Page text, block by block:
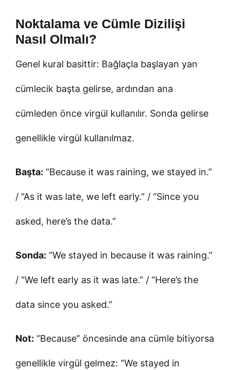
Noktalama ve Cümle Dizilişi
Nasıl Olmalı?
Genel kural basittir: Bağlaçla başlayan yan
cümlecik başta gelirse, ardından ana
cümleden önce virgül kullanılır. Sonda gelirse
genellikle virgül kullanılmaz.
Başta: “Because it was raining, we stayed in.”
/ “As it was late, we left early.” / “Since you
asked, here’s the data.”
Sonda: “We stayed in because it was raining.”
/ “We left early as it was late.” / “Here’s the
data since you asked.”
Not: “Because” öncesinde ana cümle bitiyorsa
genellikle virgül gelmez: “We stayed in